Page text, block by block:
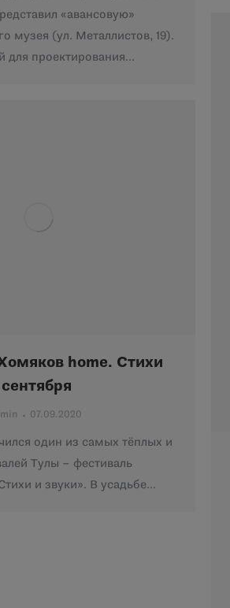
«авансовую»
музея (ул. Металлистов, 19).
для проектирования…
home. Стихи
07.09.2020
один из самых тёплых и
Тулы – фестиваль
и звуки». В усадьбе…